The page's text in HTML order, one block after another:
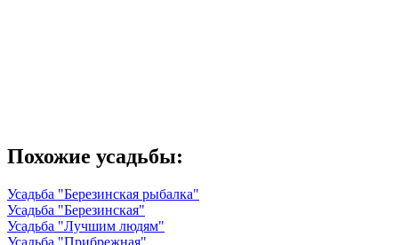
Похожие усадьбы:
Усадьба "Березинская рыбалка"
Усадьба "Березинская"
Усадьба "Лучшим людям"
Усадьба "Прибрежная"